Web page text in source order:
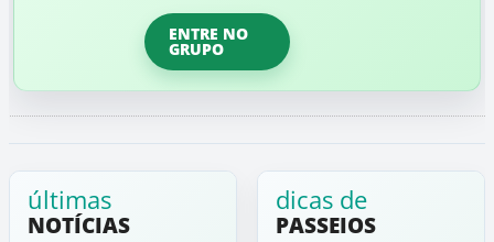
ENTRE NO
GRUPO
últimas
NOTÍCIAS
dicas de
PASSEIOS